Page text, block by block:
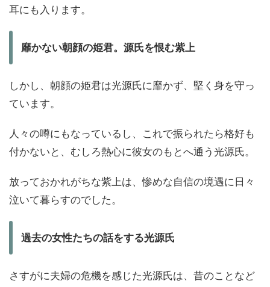
耳にも入ります。
靡かない朝顔の姫君。源氏を恨む紫上
しかし、朝顔の姫君は光源氏に靡かず、堅く身を守っ
ています。
人々の噂にもなっているし、これで振られたら格好も
付かないと、むしろ熱心に彼女のもとへ通う光源氏。
放っておかれがちな紫上は、惨めな自信の境遇に日々
泣いて暮らすのでした。
過去の女性たちの話をする光源氏
さすがに夫婦の危機を感じた光源氏は、昔のことなど